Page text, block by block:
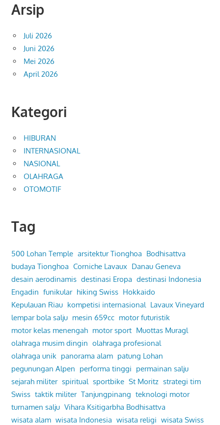
Arsip
Juli 2026
Juni 2026
Mei 2026
April 2026
Kategori
HIBURAN
INTERNASIONAL
NASIONAL
OLAHRAGA
OTOMOTIF
Tag
500 Lohan Temple arsitektur Tionghoa Bodhisattva
budaya Tionghoa Corniche Lavaux Danau Geneva
desain aerodinamis destinasi Eropa destinasi Indonesia
Engadin funikular hiking Swiss Hokkaido
Kepulauan Riau kompetisi internasional Lavaux Vineyard
lempar bola salju mesin 659cc motor futuristik
motor kelas menengah motor sport Muottas Muragl
olahraga musim dingin olahraga profesional
olahraga unik panorama alam patung Lohan
pegunungan Alpen performa tinggi permainan salju
sejarah militer spiritual sportbike St Moritz strategi tim
Swiss taktik militer Tanjungpinang teknologi motor
turnamen salju Vihara Ksitigarbha Bodhisattva
wisata alam wisata Indonesia wisata religi wisata Swiss